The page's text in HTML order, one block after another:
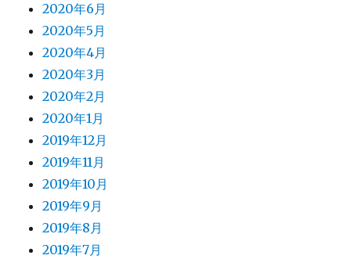
2020年6月
2020年5月
2020年4月
2020年3月
2020年2月
2020年1月
2019年12月
2019年11月
2019年10月
2019年9月
2019年8月
2019年7月